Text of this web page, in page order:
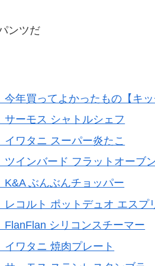
ンツだ
年買ってよかったもの【キッ
ーモス シャトルシェフ
ワタニ スーパー炎たこ
インバード フラットオーブ
ぶんぶんチョッパー
コルト ポットデュオ エスプ
シリコンスチーマー
ワタニ 焼肉プレート